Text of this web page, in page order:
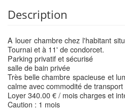
Description
A louer chambre chez l'habitant
Tournai et à 11' de condorcet.
Parking privatif et sécurisé
salle de bain privée
Très belle chambre spacieuse et
calme avec commodité de
Loyer 340.00 € / mois charges et
Caution : 1 mois